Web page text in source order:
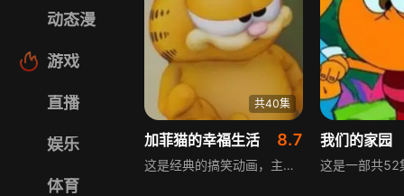
动态漫
游戏
直播
娱乐
体育
共40集
加菲猫的幸福生活 8.7
这是经典的搞笑动画，主角是超级活泼可爱的加菲猫。它并非只会躺沙发吃披萨看电视的懒猫，鬼点子频出，常让小伙伴欧迪不得消停，也常把主人乔恩弄得抓狂不已。但当朋友遇到危难时，顽皮的加菲猫会挺身而出成为盖世英雄，剧情充满欢乐与温情。
我们的家园